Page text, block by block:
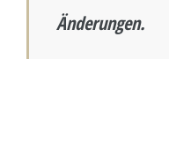
Änderungen.